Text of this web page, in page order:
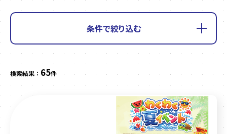
条件で絞り込む
検索結果 ： 65件